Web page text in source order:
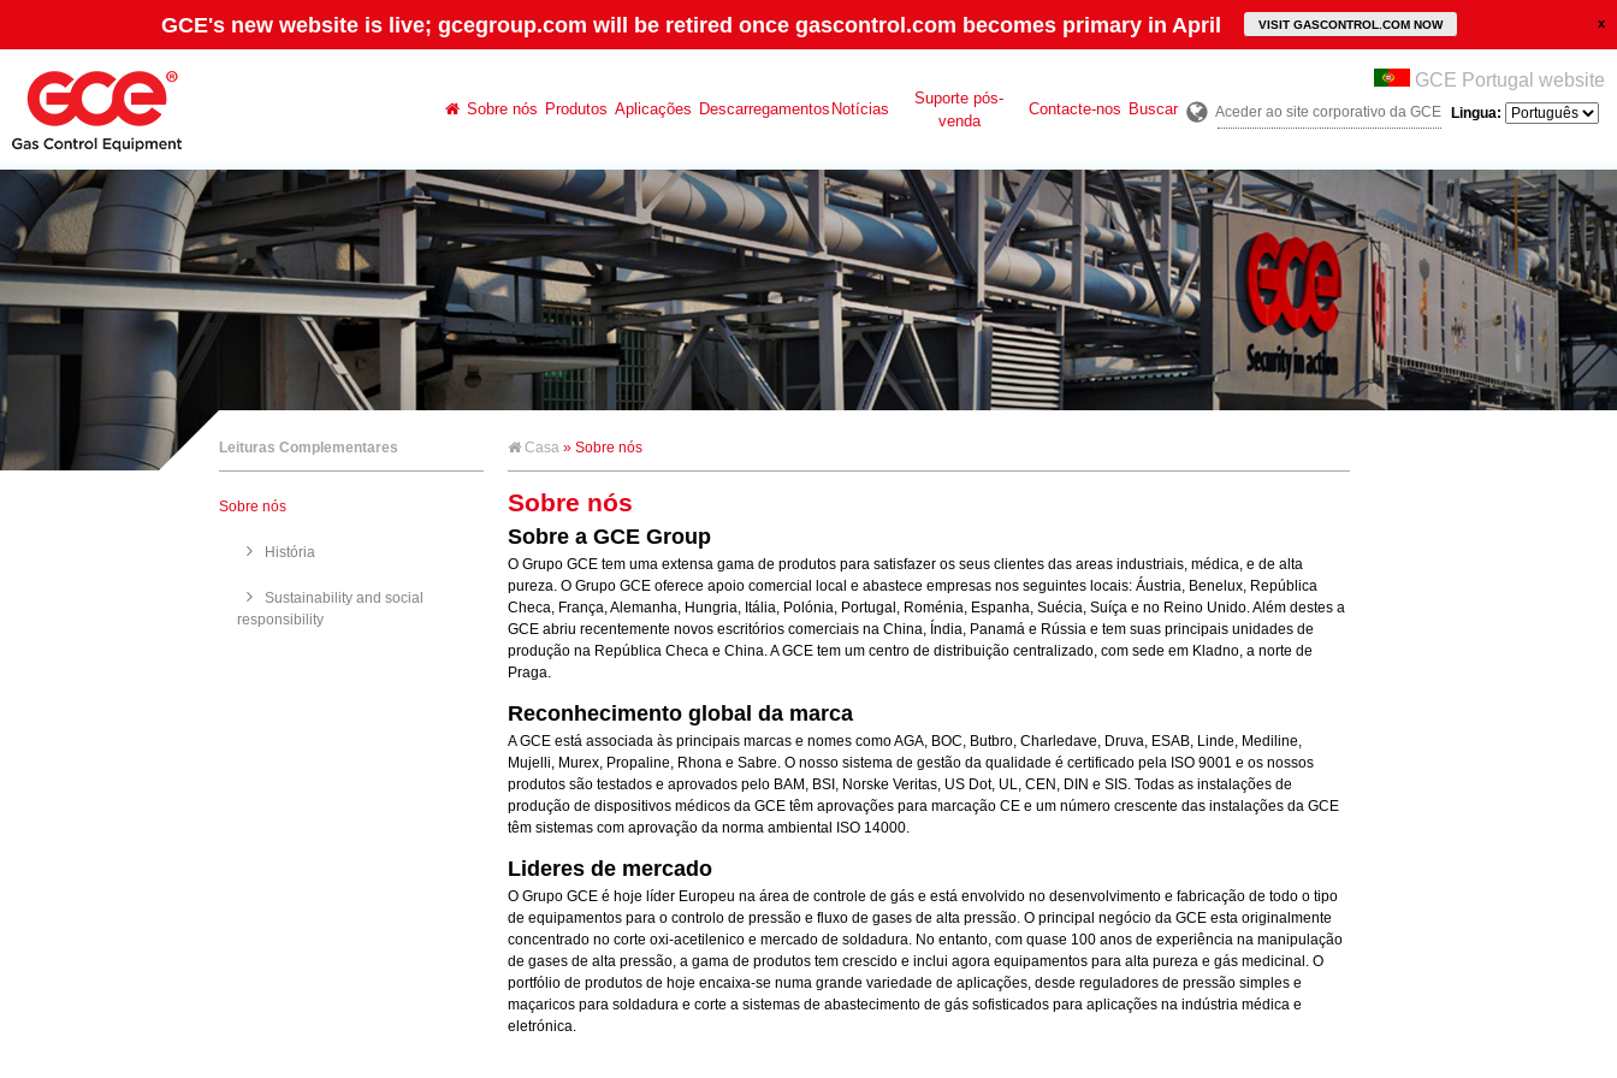
GCE's new website is live; gcegroup.com will be retired once gascontrol.com becomes primary in April VISIT GASCONTROL.COM NOW
Sobre nós Produtos Aplicações Descarregamentos Notícias
Suporte pós-
venda
Contacte-nos Buscar
GCE Portugal website
Aceder ao site corporativo da GCE Lingua:
Leituras Complementares
Sobre nós
História
Sustainability and social
responsibility
Casa » Sobre nós
Sobre nós
Sobre a GCE Group
O Grupo GCE tem uma extensa gama de produtos para satisfazer os seus clientes das areas industriais, médica, e de alta
pureza. O Grupo GCE oferece apoio comercial local e abastece empresas nos seguintes locais: Áustria, Benelux, República
Checa, França, Alemanha, Hungria, Itália, Polónia, Portugal, Roménia, Espanha, Suécia, Suíça e no Reino Unido. Além destes a
GCE abriu recentemente novos escritórios comerciais na China, Índia, Panamá e Rússia e tem suas principais unidades de
produção na República Checa e China. A GCE tem um centro de distribuição centralizado, com sede em Kladno, a norte de
Praga.
Reconhecimento global da marca
A GCE está associada às principais marcas e nomes como AGA, BOC, Butbro, Charledave, Druva, ESAB, Linde, Mediline,
Mujelli, Murex, Propaline, Rhona e Sabre. O nosso sistema de gestão da qualidade é certificado pela ISO 9001 e os nossos
produtos são testados e aprovados pelo BAM, BSI, Norske Veritas, US Dot, UL, CEN, DIN e SIS. Todas as instalações de
produção de dispositivos médicos da GCE têm aprovações para marcação CE e um número crescente das instalações da GCE
têm sistemas com aprovação da norma ambiental ISO 14000.
Lideres de mercado
O Grupo GCE é hoje líder Europeu na área de controle de gás e está envolvido no desenvolvimento e fabricação de todo o tipo
de equipamentos para o controlo de pressão e fluxo de gases de alta pressão. O principal negócio da GCE esta originalmente
concentrado no corte oxi-acetilenico e mercado de soldadura. No entanto, com quase 100 anos de experiência na manipulação
de gases de alta pressão, a gama de produtos tem crescido e inclui agora equipamentos para alta pureza e gás medicinal. O
portfólio de produtos de hoje encaixa-se numa grande variedade de aplicações, desde reguladores de pressão simples e
maçaricos para soldadura e corte a sistemas de abastecimento de gás sofisticados para aplicações na indústria médica e
eletrónica.